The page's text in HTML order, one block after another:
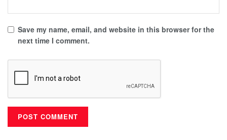
Save my name, email, and website in this browser for the
next time I comment.